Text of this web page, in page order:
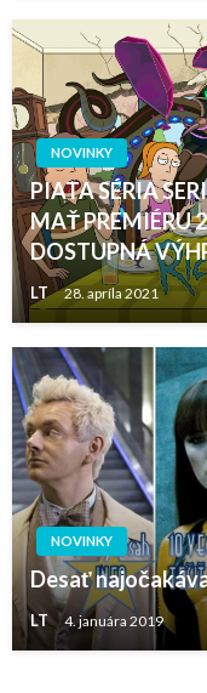
NOVINKY
PIATA SÉRIA
MAŤ PREMIÉRU
DOSTUPNÁ
LT 28. apríla 2021
NOVINKY
Desať
LT 4. januára 2019